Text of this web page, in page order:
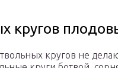
кругов
кругов не